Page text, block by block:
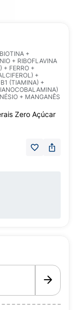
+
+ RIBOFLAVINA
+ FERRO +
+
(TIAMINA) +
+ MANGANÊS
Zero Açúcar